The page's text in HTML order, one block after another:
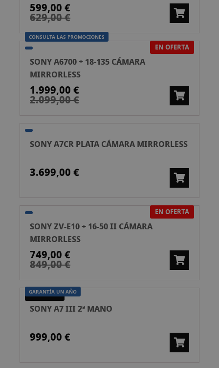
599,00 €
629,00 €
CONSULTA LAS PROMOCIONES
EN OFERTA
SONY A6700 + 18-135 CÁMARA
MIRRORLESS
1.999,00 €
2.099,00 €
SONY A7CR PLATA CÁMARA MIRRORLESS
3.699,00 €
EN OFERTA
SONY ZV-E10 + 16-50 II CÁMARA
MIRRORLESS
749,00 €
849,00 €
GARANTÍA UN AÑO
SEGONA MÀ
SONY A7 III 2ª MANO
999,00 €